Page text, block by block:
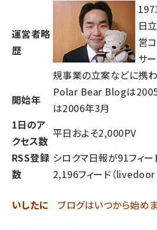
運営者略
歴
日
営
サ
規事業の立案などに携わ
開始年
Polar Bear Blogは2005
は2006年3月
1日のア
クセス数
平日およそ2,000PV
RSS登録
数
シロクマ日報が91フィ
2,196フィード（
いしたにブログはいつから始めま